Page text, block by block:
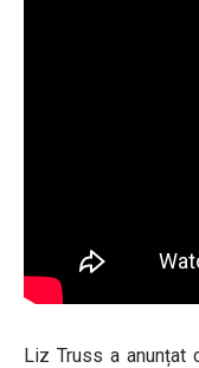
Liz Truss a anunțat